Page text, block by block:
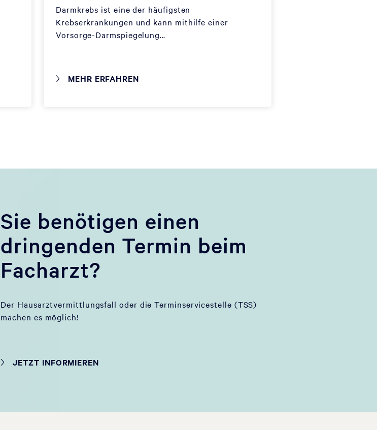
Darmkrebs ist eine der häufigsten
Krebserkrankungen und kann mithilfe einer
Vorsorge-Darmspiegelung…
MEHR ERFAHREN
Sie benötigen einen
dringenden Termin beim
Facharzt?
Der Hausarztvermittlungsfall oder die Terminservicestelle (TSS)
machen es möglich!
JETZT INFORMIEREN